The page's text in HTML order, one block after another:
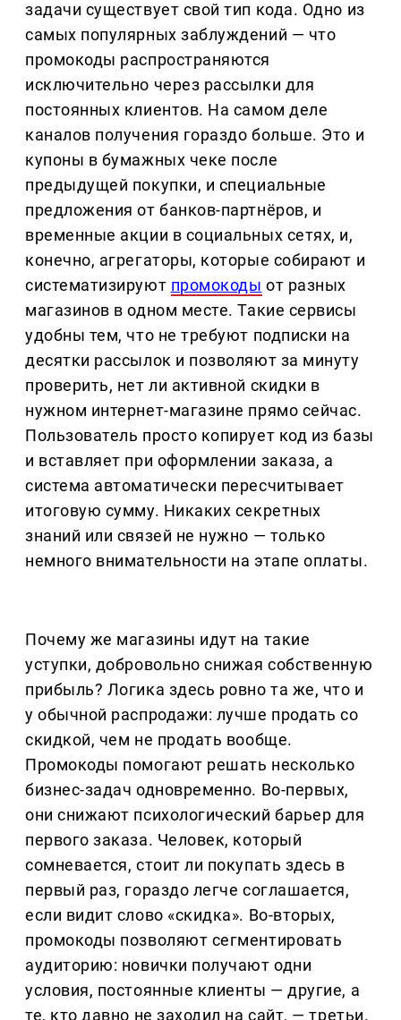
задачи существует свой тип кода. Одно из
самых популярных заблуждений — что
промокоды распространяются
исключительно через рассылки для
постоянных клиентов. На самом деле
каналов получения гораздо больше. Это и
купоны в бумажных чеке после
предыдущей покупки, и специальные
предложения от банков-партнёров, и
временные акции в социальных сетях, и,
конечно, агрегаторы, которые собирают и
систематизируют промокоды от разных
магазинов в одном месте. Такие сервисы
удобны тем, что не требуют подписки на
десятки рассылок и позволяют за минуту
проверить, нет ли активной скидки в
нужном интернет-магазине прямо сейчас.
Пользователь просто копирует код из базы
и вставляет при оформлении заказа, а
система автоматически пересчитывает
итоговую сумму. Никаких секретных
знаний или связей не нужно — только
немного внимательности на этапе оплаты.
Почему же магазины идут на такие
уступки, добровольно снижая собственную
прибыль? Логика здесь ровно та же, что и
у обычной распродажи: лучше продать со
скидкой, чем не продать вообще.
Промокоды помогают решать несколько
бизнес-задач одновременно. Во-первых,
они снижают психологический барьер для
первого заказа. Человек, который
сомневается, стоит ли покупать здесь в
первый раз, гораздо легче соглашается,
если видит слово «скидка». Во-вторых,
промокоды позволяют сегментировать
аудиторию: новички получают одни
условия, постоянные клиенты — другие, а
те, кто давно не заходил на сайт, — третьи.